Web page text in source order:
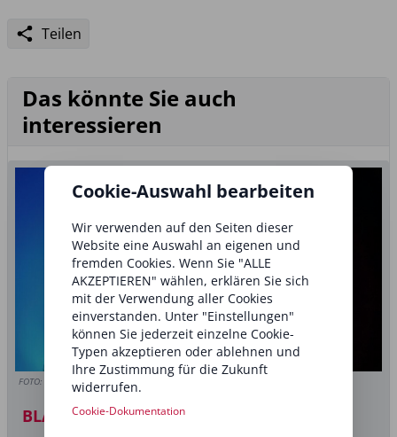
Teilen
Das könnte Sie auch
interessieren
FOTO: Beauty Hero/Shutterstock.com
BLAUES WUNDER? Bitte NICHT!
Cookie-Auswahl bearbeiten
Wir verwenden auf den Seiten dieser
Website eine Auswahl an eigenen und
fremden Cookies. Wenn Sie "ALLE
AKZEPTIEREN" wählen, erklären Sie sich
mit der Verwendung aller Cookies
einverstanden. Unter "Einstellungen"
können Sie jederzeit einzelne Cookie-
Typen akzeptieren oder ablehnen und
Ihre Zustimmung für die Zukunft
widerrufen.
Cookie-Dokumentation